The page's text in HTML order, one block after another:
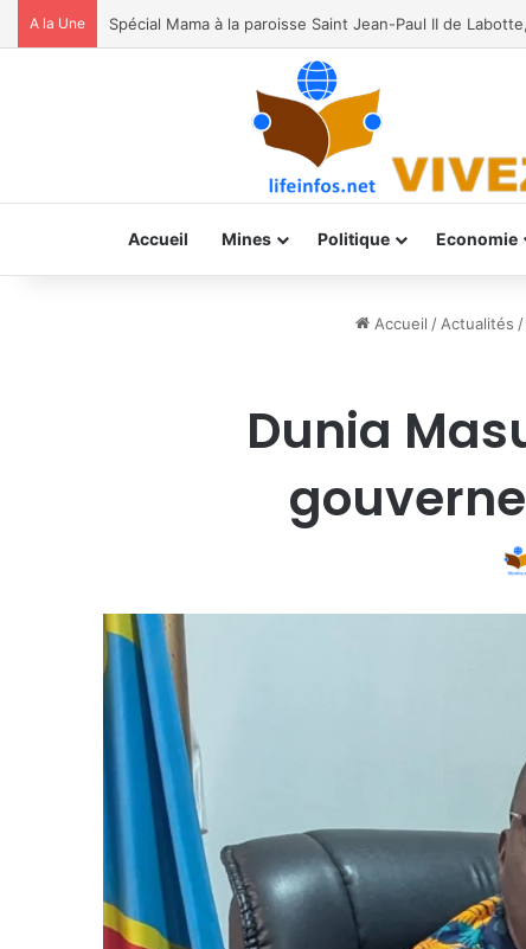
A la Une RDC: le jeune chercheur Jacques Assumani rejoint le
Accueil Mines Politique Economie
Accueil / Actualités /
Dunia